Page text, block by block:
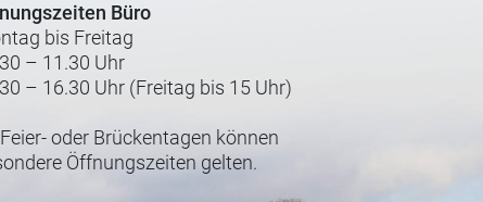
Büro
bis Freitag
– 11.30 Uhr
– 16.30 Uhr (Freitag bis 15 Uhr)
oder Brückentagen können
Öffnungszeiten gelten.